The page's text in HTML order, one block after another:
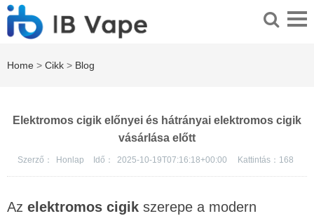
Home > Cikk > Blog
Elektromos cigik előnyei és hátrányai elektromos cigik
vásárlása előtt
Szerző： Honlap Idő： 2025-10-19T07:16:18+00:00 Kattintás： 168
Az elektromos cigik szerepe a modern